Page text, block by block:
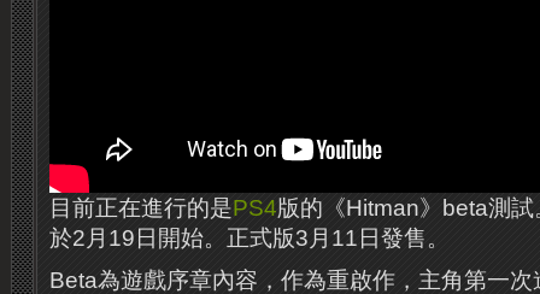
目前正在進行的是PS4版的《Hitman》beta測
於2月19日開始。​​正式版3月11日發售。
Beta為遊戲序章內容，作為重啟作，主角第一